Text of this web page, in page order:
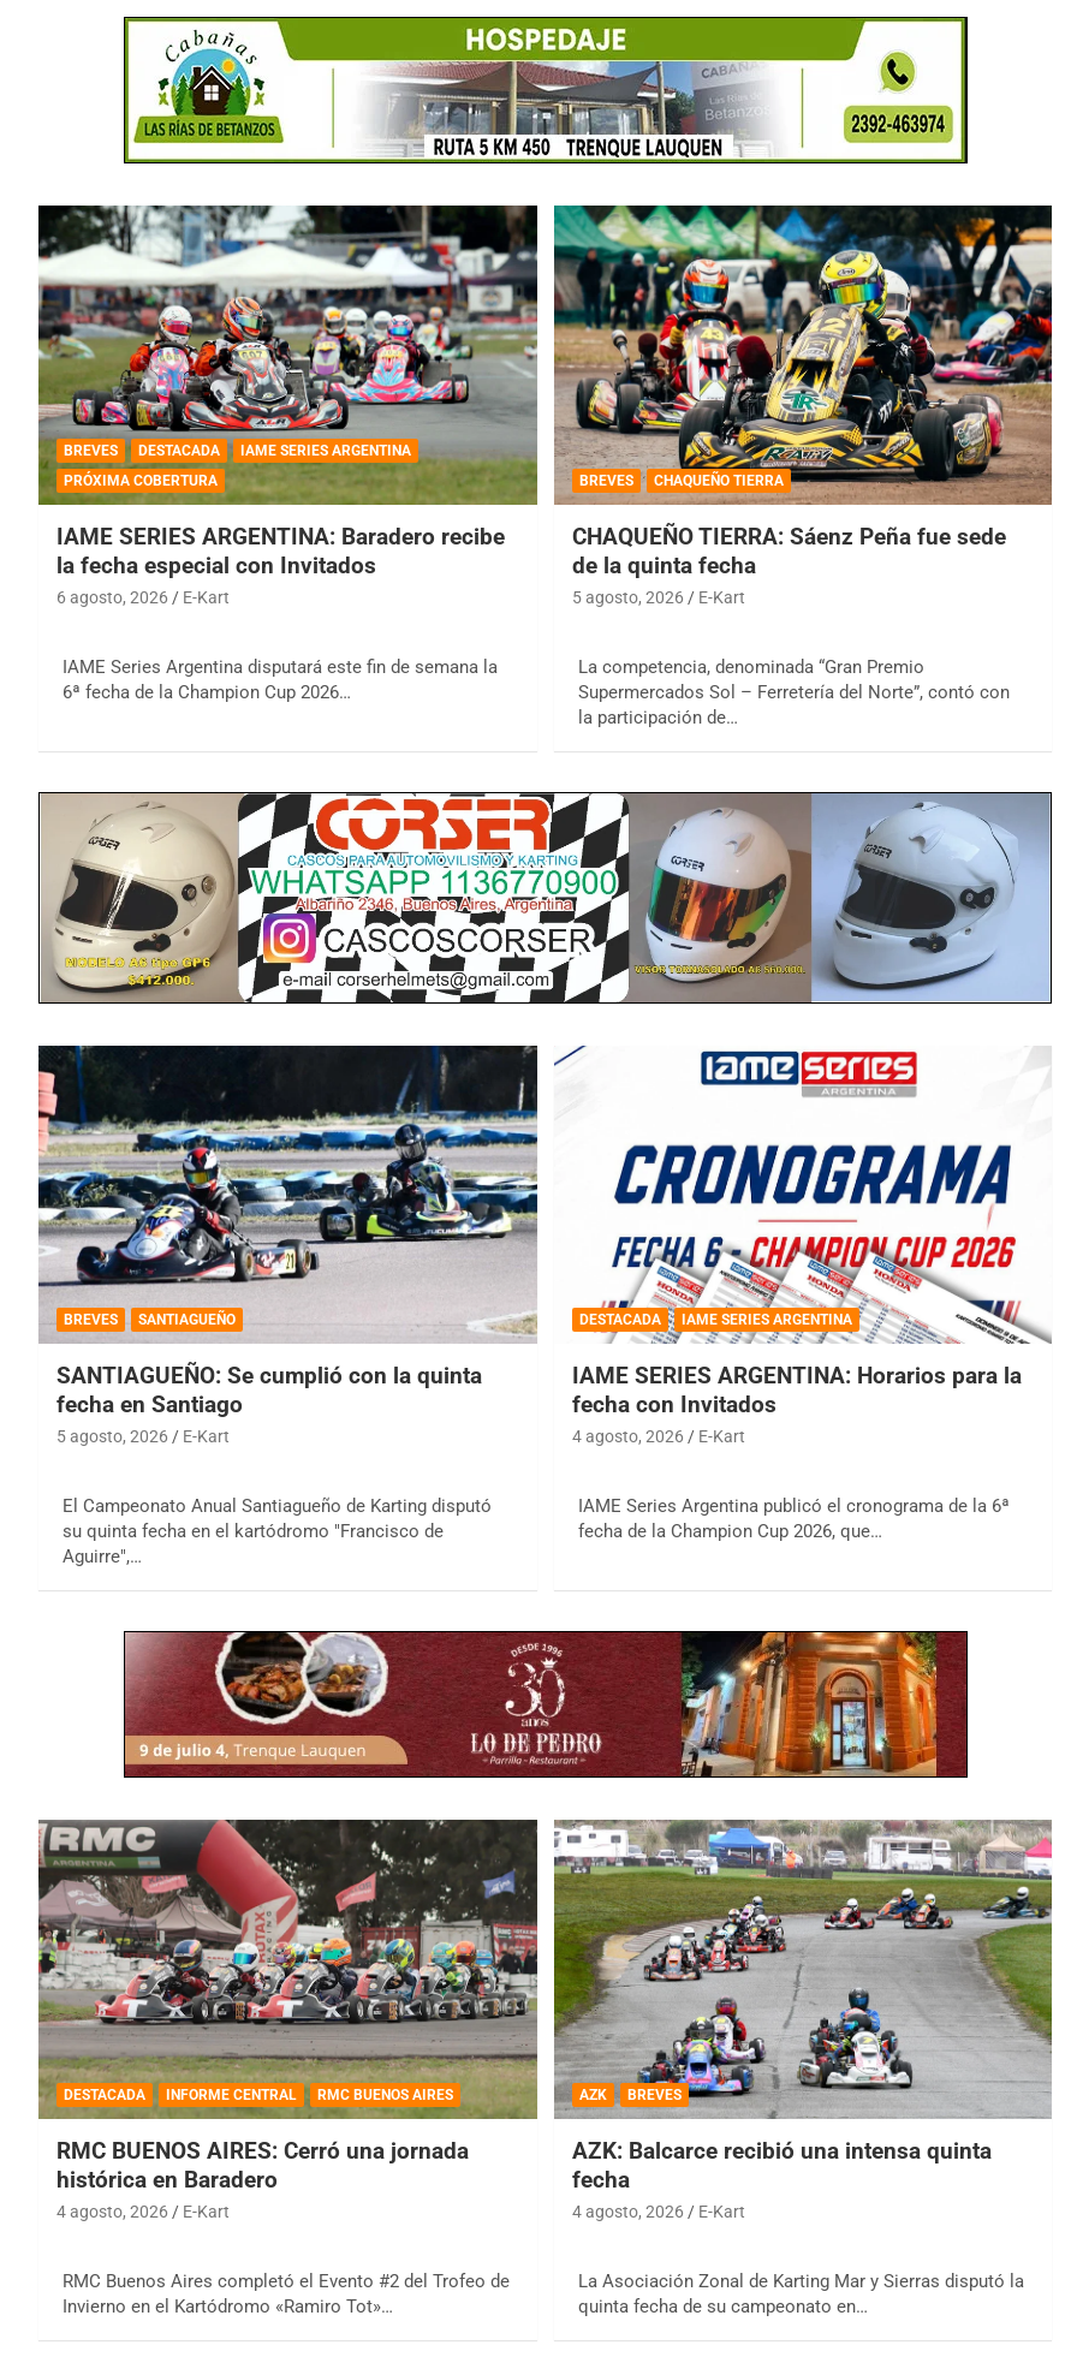
BREVES DESTACADA
IAME SERIES ARGENTINA
PRÓXIMA COBERTURA
IAME SERIES ARGENTINA: Baradero recibe
la fecha especial con Invitados
6 agosto, 2026 E-Kart
IAME Series Argentina disputará este fin de semana la
6ª fecha de la Champion Cup 2026…
BREVES CHAQUEÑO TIERRA
CHAQUEÑO TIERRA: Sáenz Peña fue sede
de la quinta fecha
5 agosto, 2026 E-Kart
La competencia, denominada “Gran Premio
Supermercados Sol – Ferretería del Norte”, contó con
la participación de…
BREVES SANTIAGUEÑO
SANTIAGUEÑO: Se cumplió con la quinta
fecha en Santiago
5 agosto, 2026 E-Kart
El Campeonato Anual Santiagueño de Karting disputó
su quinta fecha en el kartódromo "Francisco de
Aguirre",…
DESTACADA IAME SERIES ARGENTINA
IAME SERIES ARGENTINA: Horarios para la
fecha con Invitados
4 agosto, 2026 E-Kart
IAME Series Argentina publicó el cronograma de la 6ª
fecha de la Champion Cup 2026, que…
DESTACADA INFORME CENTRAL RMC BUENOS AIRES
RMC BUENOS AIRES: Cerró una jornada
histórica en Baradero
4 agosto, 2026 E-Kart
RMC Buenos Aires completó el Evento #2 del Trofeo de
Invierno en el Kartódromo «Ramiro Tot»…
AZK BREVES
AZK: Balcarce recibió una intensa quinta
fecha
4 agosto, 2026 E-Kart
La Asociación Zonal de Karting Mar y Sierras disputó la
quinta fecha de su campeonato en…